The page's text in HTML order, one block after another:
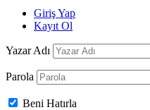
Giriş Yap
Kayıt Ol
Yazar Adı
Parola
Beni Hatırla